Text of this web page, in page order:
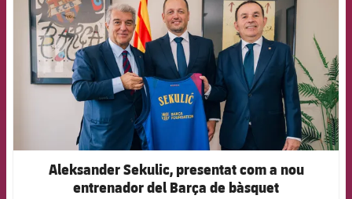
Aleksander Sekulic, presentat com a nou
entrenador del Barça de bàsquet